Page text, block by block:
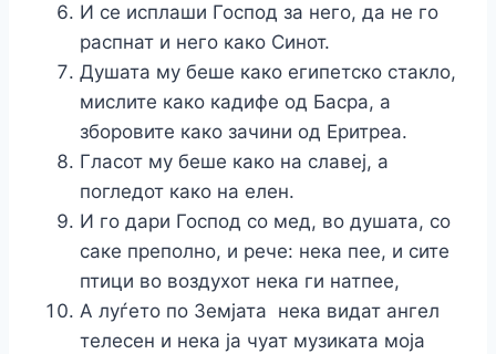
И се исплаши Господ за него, да не го
распнат и него како Синот.
Душата му беше како египетско стакло,
мислите како кадифе од Басра, а
зборовите како зачини од Еритреа.
Гласот му беше како на славеј, а
погледот како на елен.
И го дари Господ со мед, во душата, со
саке преполно, и рече: нека пее, и сите
птици во воздухот нека ги натпее,
А луѓето по Земјата нека видат ангел
телесен и нека jа чуат музиката моја